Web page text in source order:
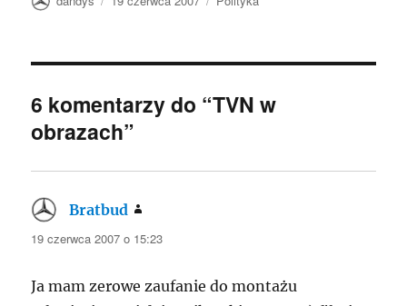
6 komentarzy do “TVN w
obrazach”
Bratbud
19 czerwca 2007 o 15:23
Ja mam zerowe zaufanie do montażu